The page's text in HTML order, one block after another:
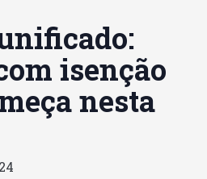
isenção
nesta